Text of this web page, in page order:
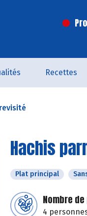
Recettes
Hachis
Plat principal
Nombre
4